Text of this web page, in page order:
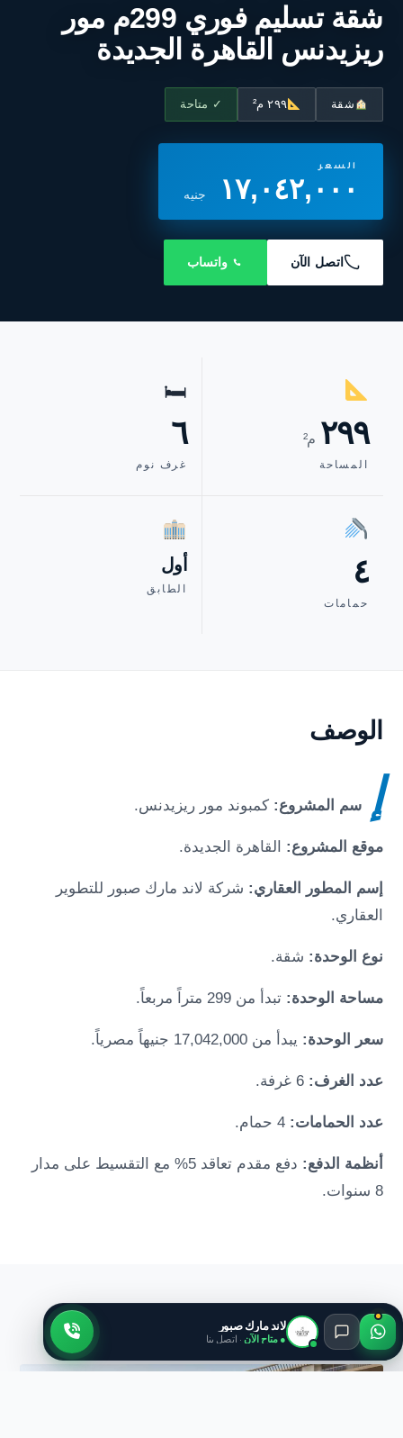
شقة تسليم فوري 299م مور
ريزيدنس القاهرة الجديدة
شقة ٢٩٩ م² ✓ متاحة
السعر
١٧,٠٤٢,٠٠٠ جنيه
اتصل الآن واتساب
٢٩٩ م²
المساحة
🛏
٦
غرف نوم
٤
حمامات
أول
الطابق
الوصف
إ سم المشروع:كمبوند مور ريزيدنس.
موقع المشروع: القاهرة الجديدة.
إسم المطور العقاري: شركة لاند مارك صبور للتطوير
العقاري.
نوع الوحدة: شقة.
مساحة الوحدة:تبدأ من 299 متراً مربعاً.
سعر الوحدة: يبدأ من 17,042,000 جنيهاً مصرياً.
عدد الغرف: 6 غرفة.
عدد الحمامات: 4 حمام.
أنظمة الدفع:
دفع مقدم تعاقد 5% مع التقسيط على مدار
8 سنوات.
معرض الصور
لاند مارك صبور
● متاح الآن · اتصل بنا